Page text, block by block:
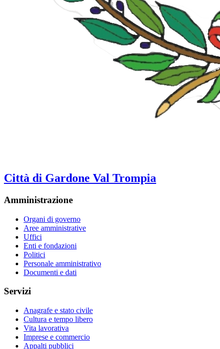
Città di Gardone Val Trompia
Amministrazione
Organi di governo
Aree amministrative
Uffici
Enti e fondazioni
Politici
Personale amministrativo
Documenti e dati
Servizi
Anagrafe e stato civile
Cultura e tempo libero
Vita lavorativa
Imprese e commercio
Appalti pubblici